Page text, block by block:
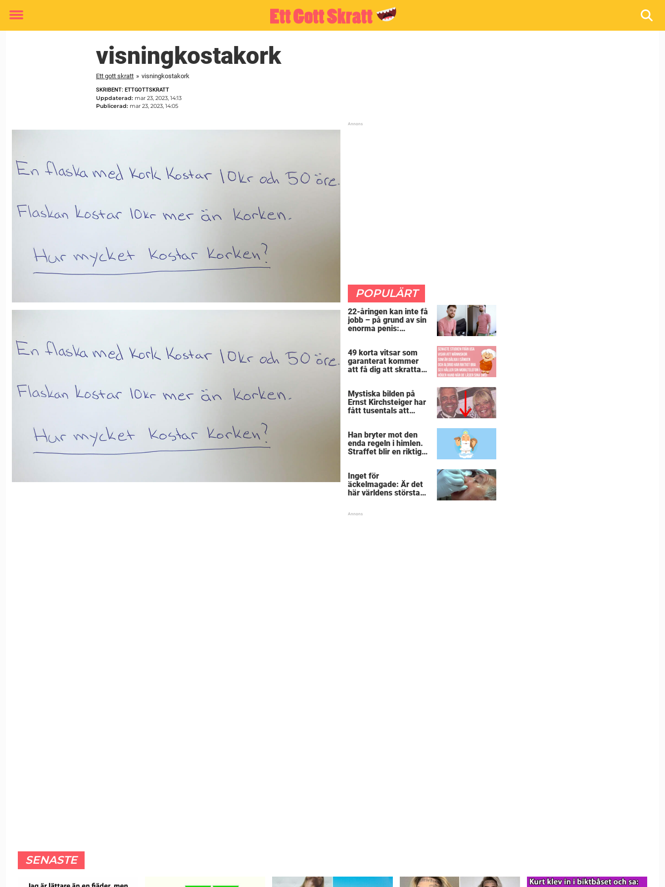
Toggle
visningkostakork
Ett gott skratt » visningkostakork
SKRIBENT: ETTGOTTSKRATT
Uppdaterad: mar 23, 2023, 14:13
Publicerad: mar 23, 2023, 14:05
POPULÄRT
22-åringen kan inte få
jobb – på grund av sin
enorma penis:
49 korta vitsar som
garanterat kommer
att få dig att skratta
Mystiska bilden på
Ernst Kirchsteiger har
fått tusentals att
Han bryter mot den
enda regeln i himlen.
Straffet blir en riktigt
Inget för
äckelmagade: Är det
här världens största
SENASTE